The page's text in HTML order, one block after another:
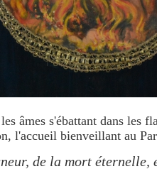
âmes s'ébattant dans les
l'accueil bienveillant au
de la mort éternelle,